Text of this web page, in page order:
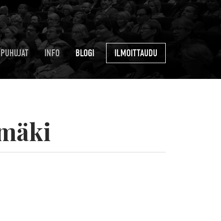
PUHUJAT INFO BLOGI ILMOITTAUDU